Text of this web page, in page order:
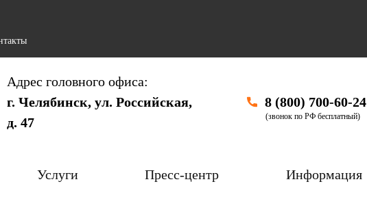
Адрес головного офиса:
г. Челябинск, ул. Российская,
д. 47
8 (800) 700-60-24
(звонок по РФ бесплатный)
Услуги Пресс-центр Информация